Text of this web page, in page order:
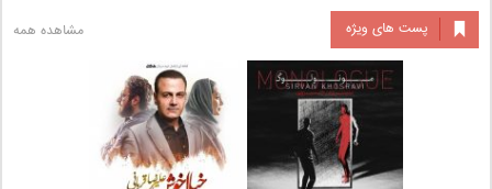
پست های ویژه مشاهده همه